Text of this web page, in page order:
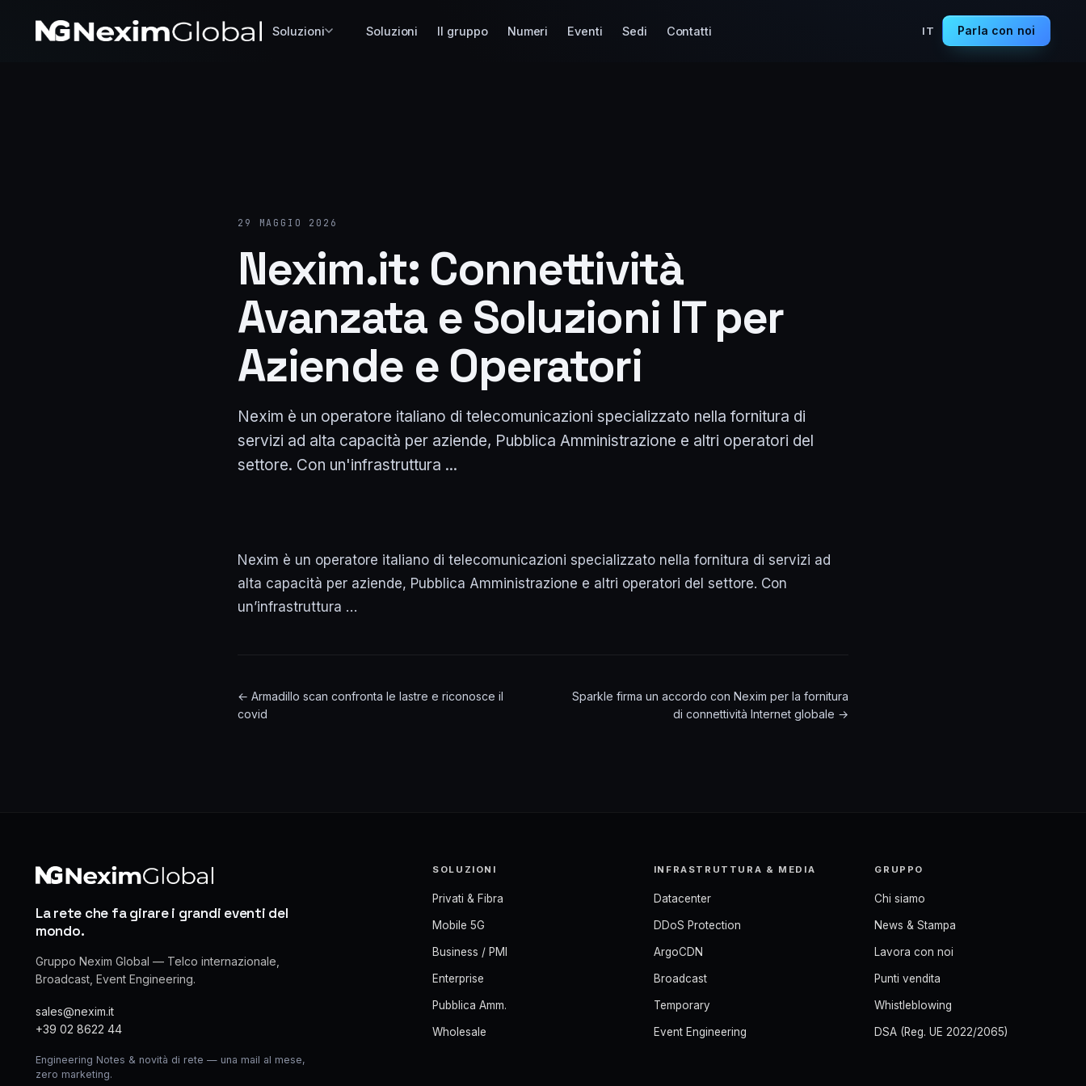
Soluzioni Soluzioni Il gruppo Numeri Eventi Sedi Contatti IT Parla con noi
29 MAGGIO 2026
Nexim.it: Connettività
Avanzata e Soluzioni IT per
Aziende e Operatori
Nexim è un operatore italiano di telecomunicazioni specializzato nella fornitura di
servizi ad alta capacità per aziende, Pubblica Amministrazione e altri operatori del
settore. Con un'infrastruttura ...
Nexim è un operatore italiano di telecomunicazioni specializzato nella fornitura di servizi ad
alta capacità per aziende, Pubblica Amministrazione e altri operatori del settore. Con
un’infrastruttura …
← Armadillo scan confronta le lastre e riconosce il
covid
Sparkle firma un accordo con Nexim per la fornitura
di connettività Internet globale →
La rete che fa girare i grandi eventi del
mondo.
Gruppo Nexim Global — Telco internazionale,
Broadcast, Event Engineering.
sales@nexim.it
+39 02 8622 44
Engineering Notes & novità di rete — una mail al mese,
zero marketing.
SOLUZIONI
Privati & Fibra
Mobile 5G
Business / PMI
Enterprise
Pubblica Amm.
Wholesale
INFRASTRUTTURA & MEDIA
Datacenter
DDoS Protection
ArgoCDN
Broadcast
Temporary
Event Engineering
GRUPPO
Chi siamo
News & Stampa
Lavora con noi
Punti vendita
Whistleblowing
DSA (Reg. UE 2022/2065)